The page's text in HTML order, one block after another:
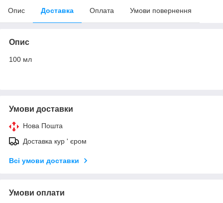
Опис Доставка Оплата Умови повернення
Опис
100 мл
Умови доставки
Нова Пошта
Доставка кур ' єром
Всі умови доставки
Умови оплати